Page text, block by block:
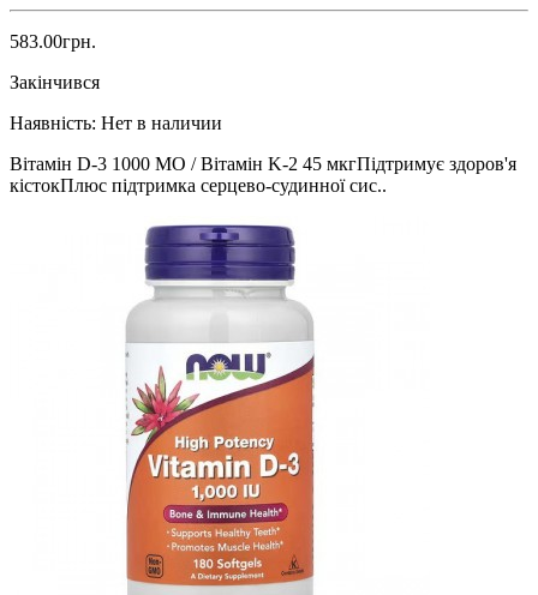
583.00грн.
Закінчився
Наявність: Нет в наличии
Вітамін D-3 1000 МО / Вітамін K-2 45 мкгПідтримує здоров'я
кістокПлюс підтримка серцево-судинної сис..